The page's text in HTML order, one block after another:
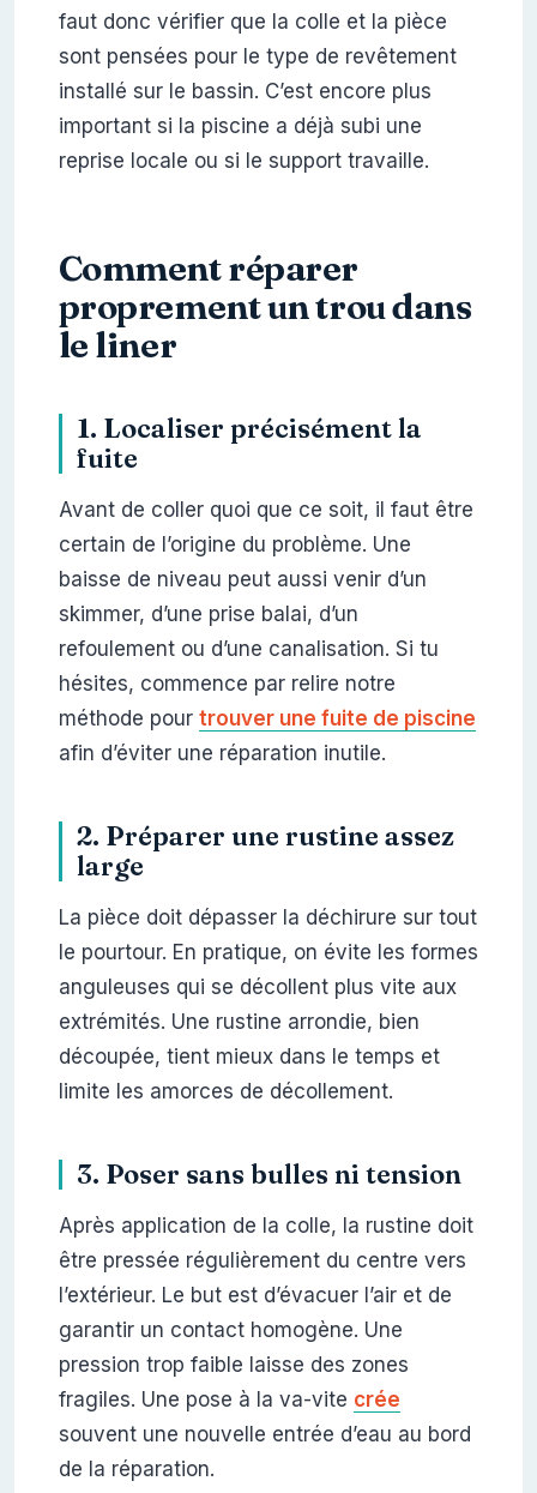
faut donc vérifier que la colle et la pièce
sont pensées pour le type de revêtement
installé sur le bassin. C’est encore plus
important si la piscine a déjà subi une
reprise locale ou si le support travaille.
Comment réparer
proprement un trou dans
le liner
1. Localiser précisément la
fuite
Avant de coller quoi que ce soit, il faut être
certain de l’origine du problème. Une
baisse de niveau peut aussi venir d’un
skimmer, d’une prise balai, d’un
refoulement ou d’une canalisation. Si tu
hésites, commence par relire notre
méthode pour trouver une fuite de piscine
afin d’éviter une réparation inutile.
2. Préparer une rustine assez
large
La pièce doit dépasser la déchirure sur tout
le pourtour. En pratique, on évite les formes
anguleuses qui se décollent plus vite aux
extrémités. Une rustine arrondie, bien
découpée, tient mieux dans le temps et
limite les amorces de décollement.
3. Poser sans bulles ni tension
Après application de la colle, la rustine doit
être pressée régulièrement du centre vers
l’extérieur. Le but est d’évacuer l’air et de
garantir un contact homogène. Une
pression trop faible laisse des zones
fragiles. Une pose à la va-vite crée
souvent une nouvelle entrée d’eau au bord
de la réparation.